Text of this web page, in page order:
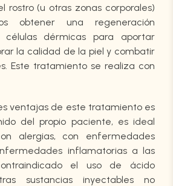
rostro (u otras zonas corporales)
obtener una regeneración
células dérmicas para aportar
la calidad de la piel y combatir
Este tratamiento se realiza con
ventajas de este tratamiento es
del propio paciente, es ideal
alergias, con enfermedades
inflamatorias a las
el uso de ácido
sustancias inyectables no